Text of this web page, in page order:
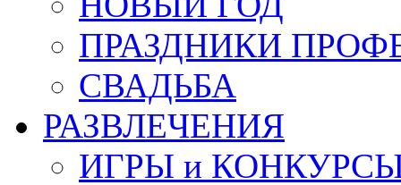
ПРАЗДНИКИ
СВАДЬБА
РАЗВЛЕЧЕНИЯ
ИГРЫ и